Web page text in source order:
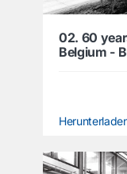
02. 60
Belgium -